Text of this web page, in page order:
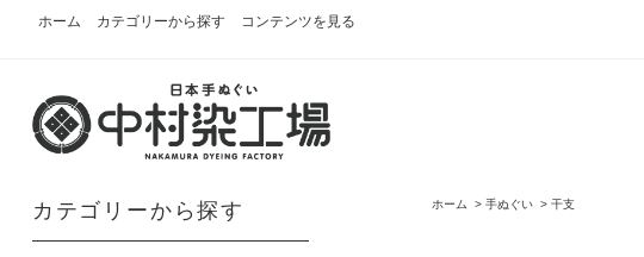
ホーム カテゴリーから探す コンテンツを見る
ホーム >手ぬぐい >干支
カテゴリーから探す